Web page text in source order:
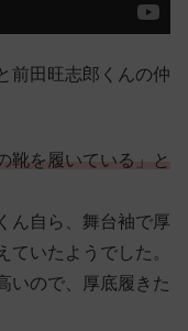
前田旺志郎くんの仲
靴を履いている」と
ん自ら、舞台袖で厚
ていたようでした。
いので、厚底履きた